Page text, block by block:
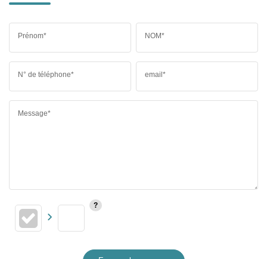
Prénom* NOM*
N° de téléphone* email*
Message*